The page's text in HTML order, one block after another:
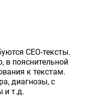
СЕО-тексты.
в пояснительной
к текстам.
диагнозы, с
и т.д.